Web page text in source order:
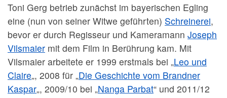
Toni Gerg betrieb zunächst im bayerischen Egling
eine (nun von seiner Witwe geführten) Schreinerei,
bevor er durch Regisseur und Kameramann Joseph
Vilsmaier mit dem Film in Berührung kam. Mit
Vilsmaier arbeitete er 1999 erstmals bei „Leo und
Claire„, 2008 für „Die Geschichte vom Brandner
Kaspar„, 2009/10 bei „Nanga Parbat“ und 2011/12